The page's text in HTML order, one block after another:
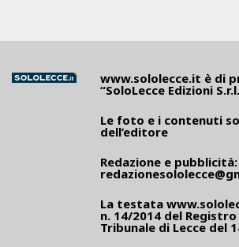
www.sololecce.it è di
“SoloLecce Edizioni
Le foto e i contenuti
dell’editore
Redazione e pubblicità:
La testata
n. 14/2014 del
Tribunale di Lecce del